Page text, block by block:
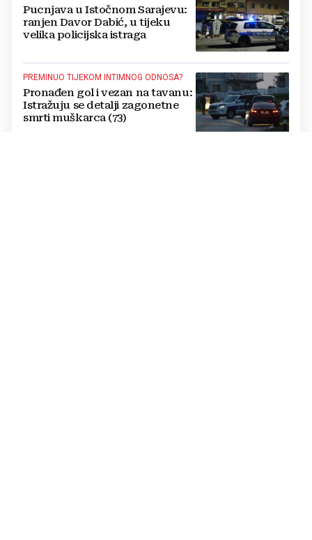
Pucnjava u Istočnom Sarajevu:
ranjen Davor Dabić, u tijeku
velika policijska istraga
PREMINUO TIJEKOM INTIMNOG ODNOSA?
Pronađen gol i vezan na tavanu:
Istražuju se detalji zagonetne
smrti muškarca (73)